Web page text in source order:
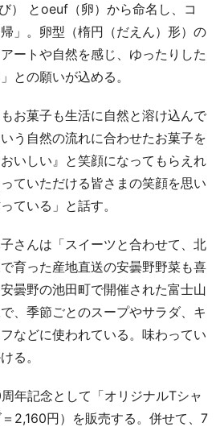
） とoeuf（卵）から命名し、コ
」。卵型（楕円（だえん）形）の
ートや自然を感じ、ゆったりした
との願いが込める。
お菓子も生活に自然と溶け込んで
う自然の流れに合わせたお菓子を
いしい』と笑顔になってもらえれ
ていただける皆さまの笑顔を思い
ている」と話す。
さんは「スイーツと合わせて、北
育った産地直送の安曇野野菜も喜
曇野の池田町で開催された富士山
、季節ごとのスープやサラダ、キ
などに使われている。味わってい
る。
年記念として「オリジナルTシャ
2,160円）を販売する。併せて、7